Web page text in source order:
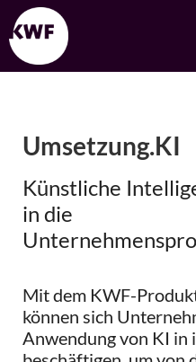
Umsetzung.KI
Künstliche
in die
Mit dem KWF-
können sich
Anwendung von KI in